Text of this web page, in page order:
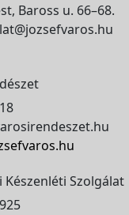
Baross u. 66–68.
Szolgálat